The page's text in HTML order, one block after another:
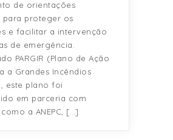
de orientações
para proteger os
e facilitar a intervenção
de emergência.
PARGIR (Plano de Ação
a Grandes Incêndios
este plano foi
em parceria com
a ANEPC, […]